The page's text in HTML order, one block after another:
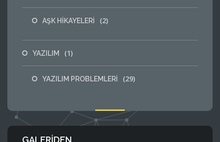
AŞK HİKAYELERİ (2)
YAZILIM (1)
YAZILIM PROBLEMLERİ (29)
GALERIDEN